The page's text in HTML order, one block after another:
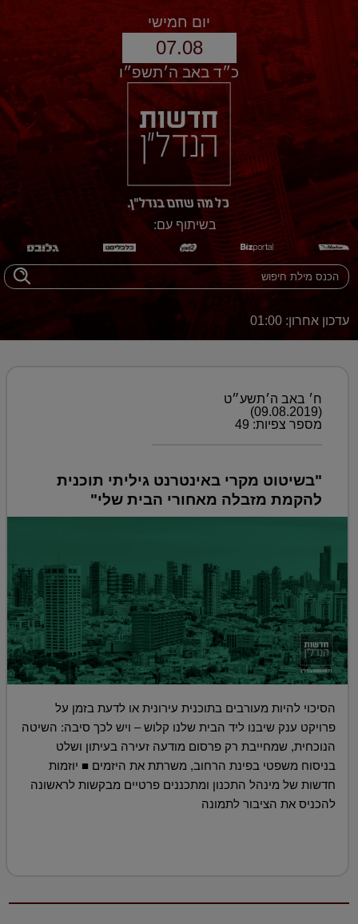
יום חמישי
07.08
כ״ד באב ה׳תשפ״ו
בשיתוף עם:
עדכון אחרון: 01:00
ח׳ באב ה׳תשע״ט
(09.08.2019)
מספר צפיות: 49
"בשיטוט מקרי באינטרנט גיליתי תוכנית
להקמת מזבלה מאחורי הבית שלי"
הסיכוי להיות מעורבים בתוכנית עירונית או לדעת בזמן על
פרויקט ענק שיבנו ליד הבית שלנו קלוש – ויש לכך סיבה: השיטה
הנוכחית, שמחייבת רק פרסום מודעה זעירה בעיתון ושלט
בניסוח משפטי בפינת הרחוב, משרתת את היזמים ■ יוזמות
חדשות של מינהל התכנון ומתכננים פרטיים מבקשות לראשונה
להכניס את הציבור לתמונה